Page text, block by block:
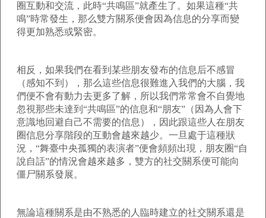
圈互動和交流，此時“共鳴區”就產生了。如果這種“共
鳴”時常發生，那么雙方關系便會因為信息的分享而變
得更加熟悉或緊密。
相反，如果我們在看到某些朋友發布的信息后不感冒
（感知不到），那么這些信息很難進入我們的大腦，我
們便不會有動力去更多了解，所以我們常常會不自覺地
忽視那些未達到“共鳴區”的信息和“朋友”（因為人會下
意識地回避自己不需要的信息），因此跟這些人在朋友
圈信息分享階段的互動會越來越少。一旦處于這種狀
況，“舞臺中央孤獨的表演者”便會頻頻出現，朋友圈“自
說自話”的情況會越來越多，雙方的社交關系便可能向
僵尸關系發展。
無論這種關系是由不熟悉的人臨時建立的社交關系還是